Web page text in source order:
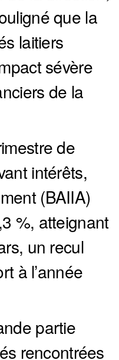
que la
laitiers
sévère
de la
de
intérêts,
(BAIIA)
%, atteignant
un recul
à l’année
partie
rencontrées